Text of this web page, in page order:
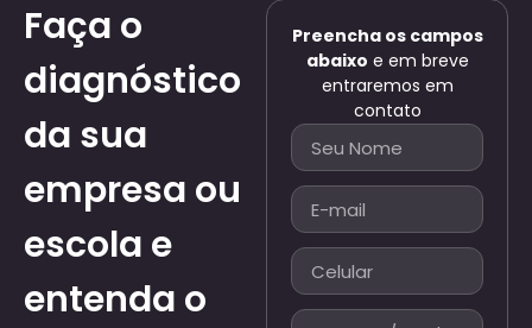
Faça o
diagnóstico
da sua
empresa ou
escola e
entenda o
Preencha os campos
abaixo e em breve
entraremos em
contato